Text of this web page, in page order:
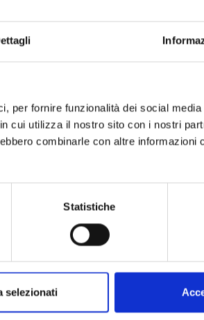
per fornire funzionalità dei social
cui utilizza il nostro sito con i nostri
combinarle con altre informazioni
Statistiche
selezionati
QUANTITÀ A CONFEZIONE:
UNITÀ DI MISURA:
DESCRIZIONE TIPO PRODOTTO: